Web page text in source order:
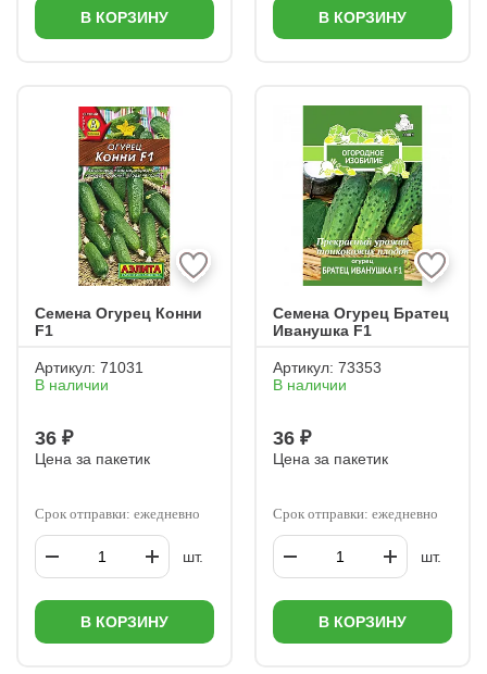
В КОРЗИНУ В КОРЗИНУ
Семена Огурец Конни
F1
Артикул: 71031
В наличии
36 ₽
Цена за пакетик
Срок отправки: ежедневно
шт.
В КОРЗИНУ
Семена Огурец Братец
Иванушка F1
Артикул: 73353
В наличии
36 ₽
Цена за пакетик
Срок отправки: ежедневно
шт.
В КОРЗИНУ